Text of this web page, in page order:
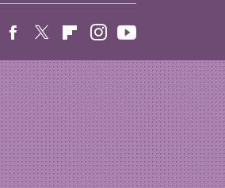
PinterestFacebook
Twitter FlipboardInstagram